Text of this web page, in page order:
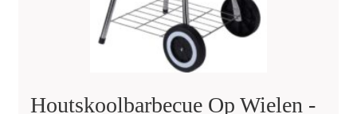
Houtskoolbarbecue Op Wielen -